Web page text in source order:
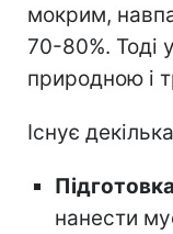
мокрим,
70-80%. Тоді
природною і
Існує
Підготовка
нанести